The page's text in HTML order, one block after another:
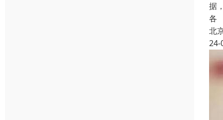
据
各
北
24-